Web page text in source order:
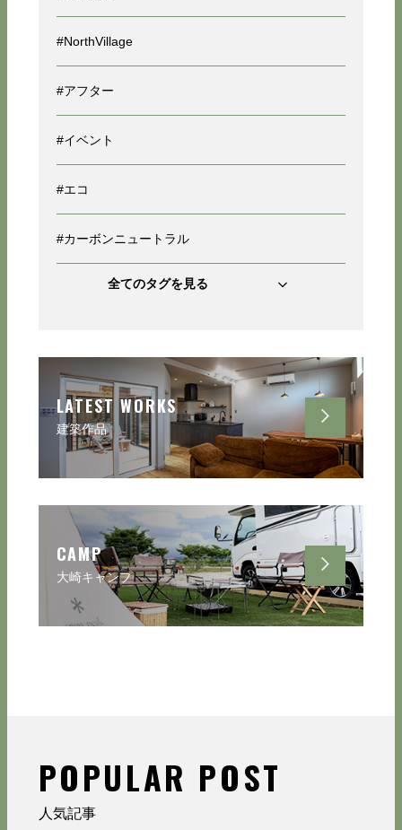
#NorthVillage
#アフター
#イベント
#エコ
#カーボンニュートラル
全てのタグを見る
LATEST WORKS
建築作品
CAMP
大崎キャンプ
POPULAR POST
人気記事